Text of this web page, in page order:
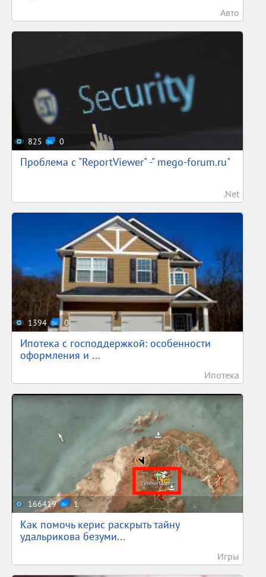
Авто
825 0
Проблема с "ReportViewer" -" mego-forum.ru"
.Net
1394 0
Ипотека с господдержкой: особенности
оформления и ...
Ипотека
166419 1
Как помочь керис раскрыть тайну
удальрикова безуми...
Игры